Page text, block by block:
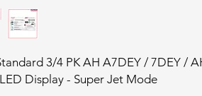
3/4 PK AH A7DEY / 7DEY /
Display - Super Jet Mode